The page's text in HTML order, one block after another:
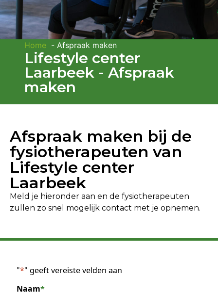
Home Afspraak maken
Lifestyle center
Laarbeek - Afspraak
maken
Afspraak maken bij de
fysiotherapeuten van
Lifestyle center
Laarbeek
Meld je hieronder aan en de fysiotherapeuten
zullen zo snel mogelijk contact met je opnemen.
"*" geeft vereiste velden aan
Naam*